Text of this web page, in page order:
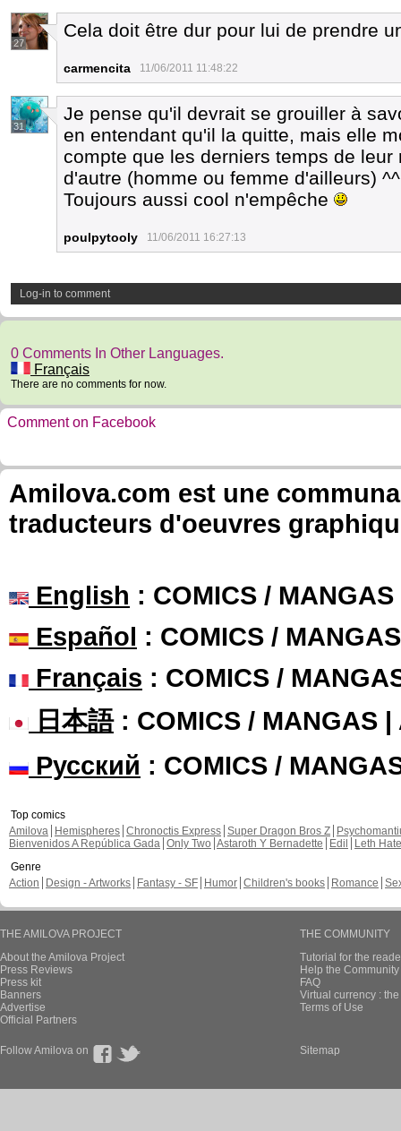
27
Cela doit être dur pour lui de prendre
carmencita 11/06/2011 11:48:22
31
Je pense qu'il devrait se grouiller à
en entendant qu'il la quitte, mais elle
compte que les derniers temps de
d'autre (homme ou femme d'ailleurs)
Toujours aussi cool n'empêche
poulpytooly 11/06/2011 16:27:13
Log-in to comment
0 Comments In Other Languages.
Français
There are no comments for now.
Comment on Facebook
Amilova.com est une
traducteurs d'oeuvres
English : COMICS /
Español : COMICS /
Français : COMICS /
日本語: COMICS / MANGAS |
Русский : COMICS /
Top comics
Amilova
Hemispheres Chronoctis Express Super Dragon Bros Z
Bienvenidos A República Gada Only Two Astaroth Y Bernadette Edil
Leth Hate
Genre
Action
Design - Artworks Fantasy - SF Humor Children's books Romance
THE AMILOVA PROJECT
About the Amilova Project
Press Reviews
Press kit
Banners
Advertise
Official Partners
THE COMMUNITY
Tutorial for the
Help the
FAQ
Virtual currency :
Terms of Use
Follow Amilova on Sitemap